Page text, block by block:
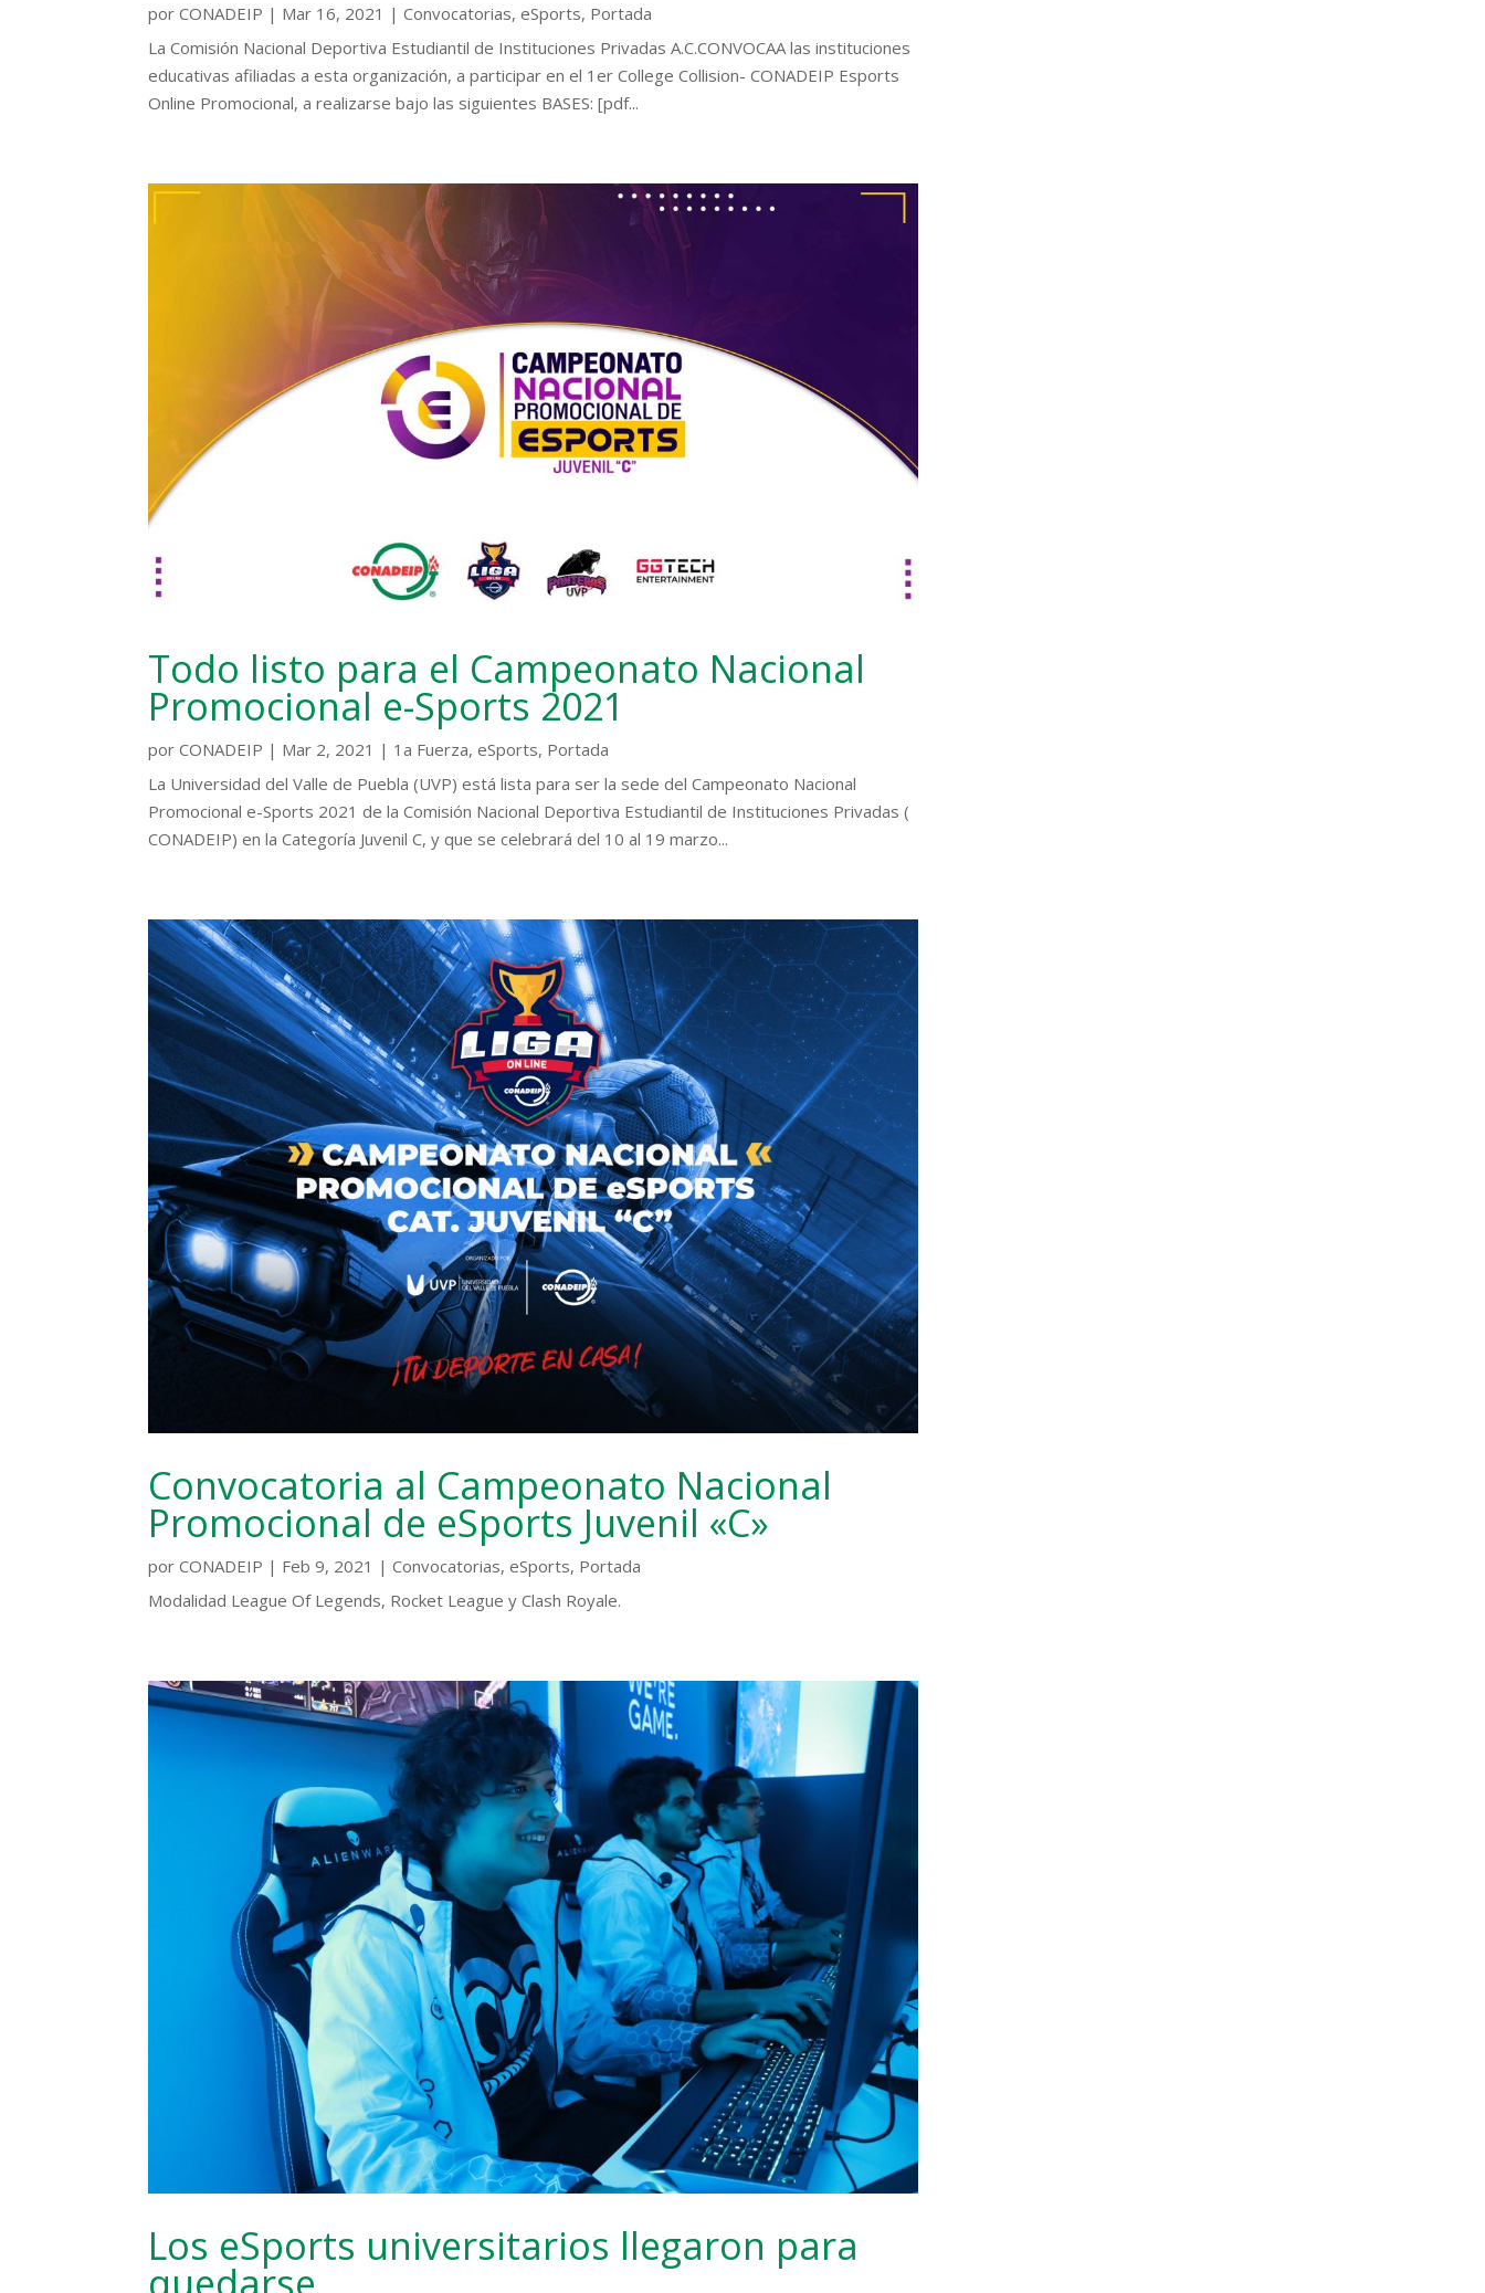
porCONADEIP | Mar 16, 2021 |Convocatorias,eSports, Portada
La Comisión Nacional Deportiva Estudiantil de Instituciones Privadas A.C.CONVOCAA las instituciones
educativas afiliadas a esta organización, a participar en el 1er College Collision- CONADEIP Esports
Online Promocional, a realizarse bajo las siguientes BASES: [pdf...
Todo listo para el Campeonato Nacional
Promocional e-Sports 2021
porCONADEIP | Mar 2, 2021 | 1a Fuerza,eSports, Portada
La Universidad del Valle de Puebla (UVP) está lista para ser la sede del Campeonato Nacional
Promocional e-Sports 2021 de la Comisión Nacional Deportiva Estudiantil de Instituciones Privadas (
CONADEIP) en la Categoría Juvenil C, y que se celebrará del 10 al 19 marzo...
Convocatoria al Campeonato Nacional
Promocional de eSports Juvenil «C»
porCONADEIP | Feb 9, 2021 |Convocatorias,eSports, Portada
Modalidad League Of Legends, Rocket League y Clash Royale.
Los eSports universitarios llegaron para